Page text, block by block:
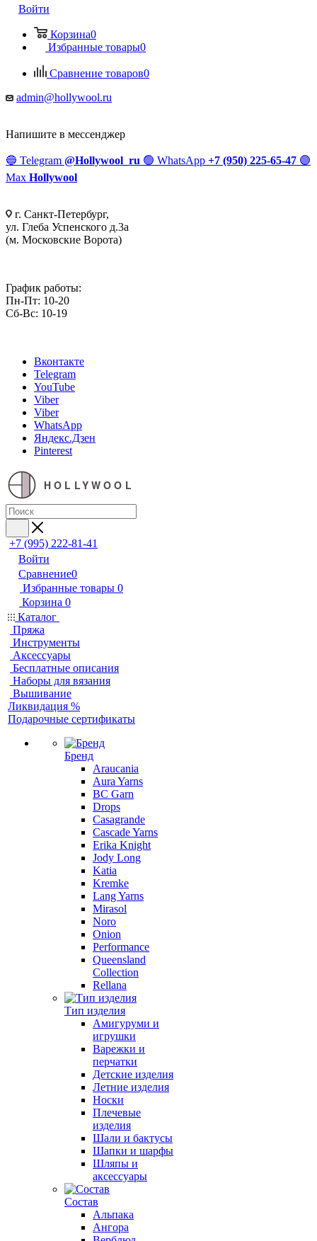
Войти
Корзина0
Избранные товары0
Сравнение товаров0
admin@hollywool.ru
Напишите в мессенджер
🔵 Telegram @Hollywool_ru 🟢 WhatsApp +7 (950) 225-65-47 🟣
Max Hollywool
г. Санкт-Петербург,
ул. Глеба Успенского д.3а
(м. Московские Ворота)
График работы:
Пн-Пт: 10-20
Сб-Вс: 10-19
Вконтакте
Telegram
YouTube
Viber
Viber
WhatsApp
Яндекс.Дзен
Pinterest
HOLLYWOOL
+7 (995) 222-81-41
Войти
Сравнение0
Избранные товары 0
Корзина 0
Каталог
Пряжа
Инструменты
Аксессуары
Бесплатные описания
Наборы для вязания
Вышивание
Ликвидация %
Подарочные сертификаты
Бренд
Araucania
Aura Yarns
BC Garn
Drops
Casagrande
Cascade Yarns
Erika Knight
Jody Long
Katia
Kremke
Lang Yarns
Mirasol
Noro
Onion
Performance
Queensland
Collection
Rellana
Тип изделия
Амигуруми и
игрушки
Варежки и
перчатки
Детские изделия
Летние изделия
Носки
Плечевые
изделия
Шали и бактусы
Шапки и шарфы
Шляпы и
аксессуары
Состав
Альпака
Ангора